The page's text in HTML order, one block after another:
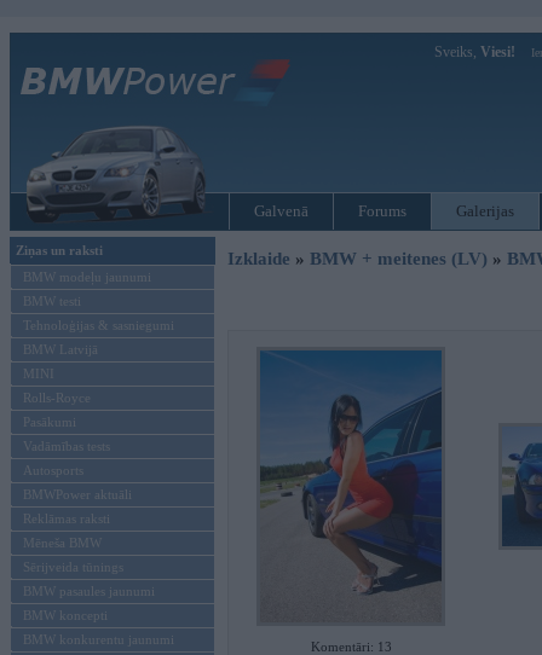
Sveiks, Viesi!
Galvenā Forums Galerijas
Ziņas un raksti
BMW modeļu jaunumi
BMW testi
Tehnoloģijas & sasniegumi
BMW Latvijā
MINI
Rolls-Royce
Pasākumi
Vadāmības tests
Autosports
BMWPower aktuāli
Reklāmas raksti
Mēneša BMW
Sērijveida tūnings
BMW pasaules jaunumi
BMW koncepti
BMW konkurentu jaunumi
Izklaide » BMW + meitenes (LV) »
Komentāri: 13